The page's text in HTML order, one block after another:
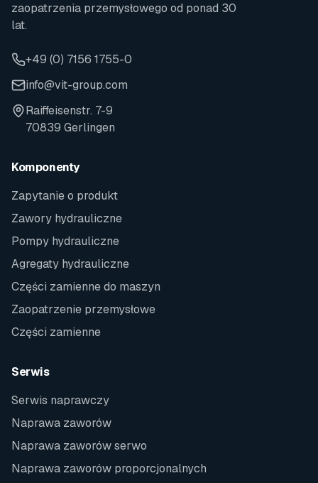
zaopatrzenia przemysłowego od ponad 30
lat.
+49 (0) 7156 1755-0
info@vit-group.com
Raiffeisenstr. 7-9
70839 Gerlingen
Komponenty
Zapytanie o produkt
Zawory hydrauliczne
Pompy hydrauliczne
Agregaty hydrauliczne
Części zamienne do maszyn
Zaopatrzenie przemysłowe
Części zamienne
Serwis
Serwis naprawczy
Naprawa zaworów
Naprawa zaworów serwo
Naprawa zaworów proporcjonalnych